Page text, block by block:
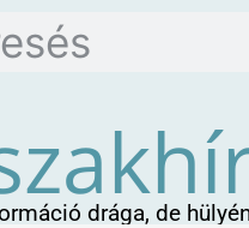
drága, de